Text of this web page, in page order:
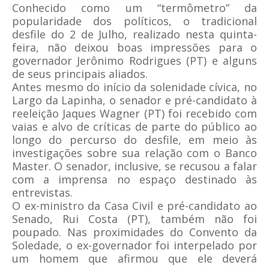
Conhecido como um “termômetro” da
popularidade dos políticos, o tradicional
desfile do 2 de Julho, realizado nesta quinta-
feira, não deixou boas impressões para o
governador Jerônimo Rodrigues (PT) e alguns
de seus principais aliados.
Antes mesmo do início da solenidade cívica, no
Largo da Lapinha, o senador e pré-candidato à
reeleição Jaques Wagner (PT) foi recebido com
vaias e alvo de críticas de parte do público ao
longo do percurso do desfile, em meio às
investigações sobre sua relação com o Banco
Master. O senador, inclusive, se recusou a falar
com a imprensa no espaço destinado às
entrevistas.
O ex-ministro da Casa Civil e pré-candidato ao
Senado, Rui Costa (PT), também não foi
poupado. Nas proximidades do Convento da
Soledade, o ex-governador foi interpelado por
um homem que afirmou que ele deverá